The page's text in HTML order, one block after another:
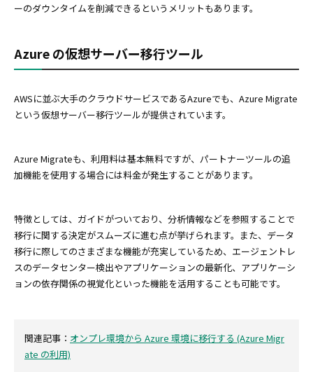
ーのダウンタイムを削減できるというメリットもあります。
Azure の仮想サーバー移行ツール
AWSに並ぶ大手のクラウドサービスであるAzureでも、Azure Migrate
という仮想サーバー移行ツールが提供されています。
Azure Migrateも、利用料は基本無料ですが、パートナーツールの追
加機能を使用する場合には料金が発生することがあります。
特徴としては、ガイドがついており、分析情報などを参照することで
移行に関する決定がスムーズに進む点が挙げられます。また、データ
移行に際してのさまざまな機能が充実しているため、エージェントレ
スのデータセンター検出やアプリケーションの最新化、アプリケーシ
ョンの依存関係の視覚化といった機能を活用することも可能です。
関連記事： オンプレ環境から Azure 環境に移行する (Azure Migr
ate の利用)